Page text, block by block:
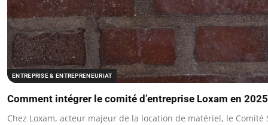
ENTREPRISE & ENTREPRENEURIAT
Comment intégrer le comité d’entreprise Loxam en
Chez Loxam, acteur majeur de la location de matériel, le Comité